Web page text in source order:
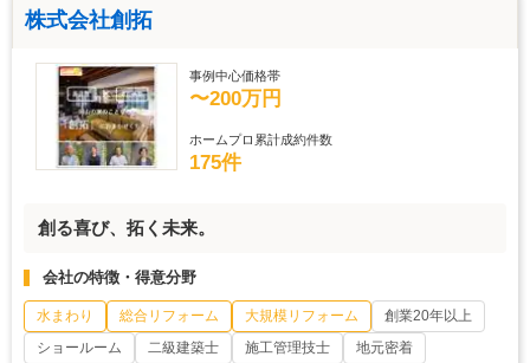
株式会社創拓
事例中心価格帯
〜200万円
ホームプロ累計成約件数
175件
創る喜び、拓く未来。
会社の特徴・得意分野
水まわり 総合リフォーム 大規模リフォーム
創業20年以上
ショールーム
二級建築士 施工管理技士 地元密着